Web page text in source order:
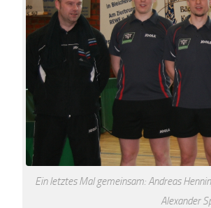
Ein letztes Mal gemeinsam: Andreas
Alexander